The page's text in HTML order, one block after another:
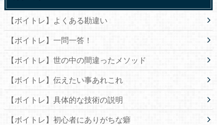
【ボイトレ】よくある勘違い
【ボイトレ】一問一答！
【ボイトレ】世の中の間違ったメソッド
【ボイトレ】伝えたい事あれこれ
【ボイトレ】具体的な技術の説明
【ボイトレ】初心者にありがちな癖